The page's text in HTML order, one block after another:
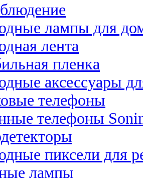
лампы для
лента
пленка
аксессуары
телефоны
телефоны
пиксели для
лампы